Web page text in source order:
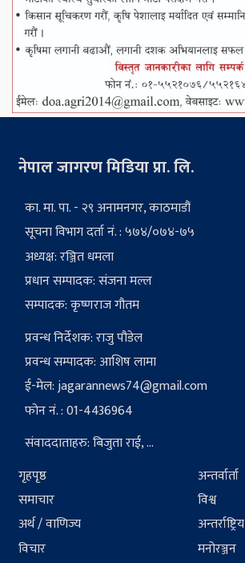
नेपाल जागरण मिडिया प्रा. लि.
का. मा. पा. - २९ अनामनगर, काठमाडौं
सूचना विभाग दर्ता नं. : ५७४/०७४-७५
अध्यक्ष: रञ्जित धमला
प्रधान सम्पादक: संजना मल्ल
सम्पादक: कृष्णराज गौतम
प्रवन्ध निर्देशक: राजु पौडेल
प्रवन्ध सम्पादक: आशिष लामा
ई-मेल:jagarannews74@gmail.com
फोन नं. : 01-4436964
संवाददाताहरु: बिजुता राई, ...
गृहपृष्ठ
समाचार
अर्थ / वाणिज्य
विचार
अन्तर्वार्ता
विश्व
अन्तर्राष्ट्रिय
मनोरञ्जन